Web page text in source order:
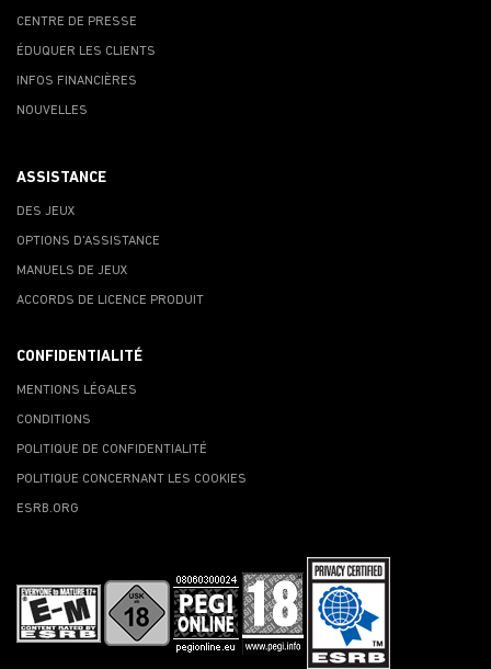
CENTRE DE PRESSE
ÉDUQUER LES CLIENTS
INFOS FINANCIÈRES
NOUVELLES
ASSISTANCE
DES JEUX
OPTIONS D'ASSISTANCE
MANUELS DE JEUX
ACCORDS DE LICENCE PRODUIT
CONFIDENTIALITÉ
MENTIONS LÉGALES
CONDITIONS
POLITIQUE DE CONFIDENTIALITÉ
POLITIQUE CONCERNANT LES COOKIES
ESRB.ORG